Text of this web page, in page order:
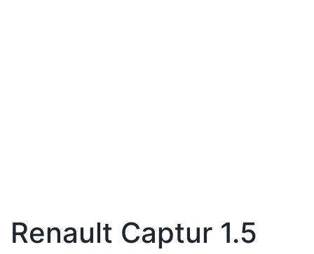
Renault Captur 1.5